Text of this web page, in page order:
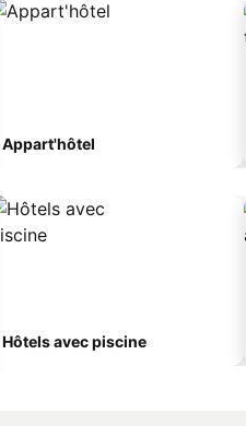
Appart'hôtel
Hôtels avec piscine